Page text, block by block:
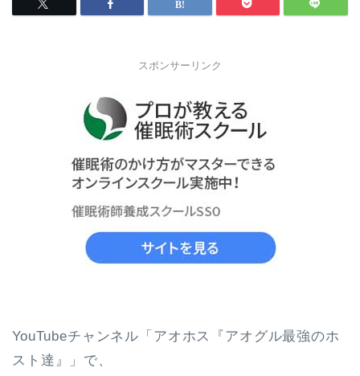
スポンサーリンク
YouTubeチャンネル「アオホス『アオグル最強のホ
スト達』」で、